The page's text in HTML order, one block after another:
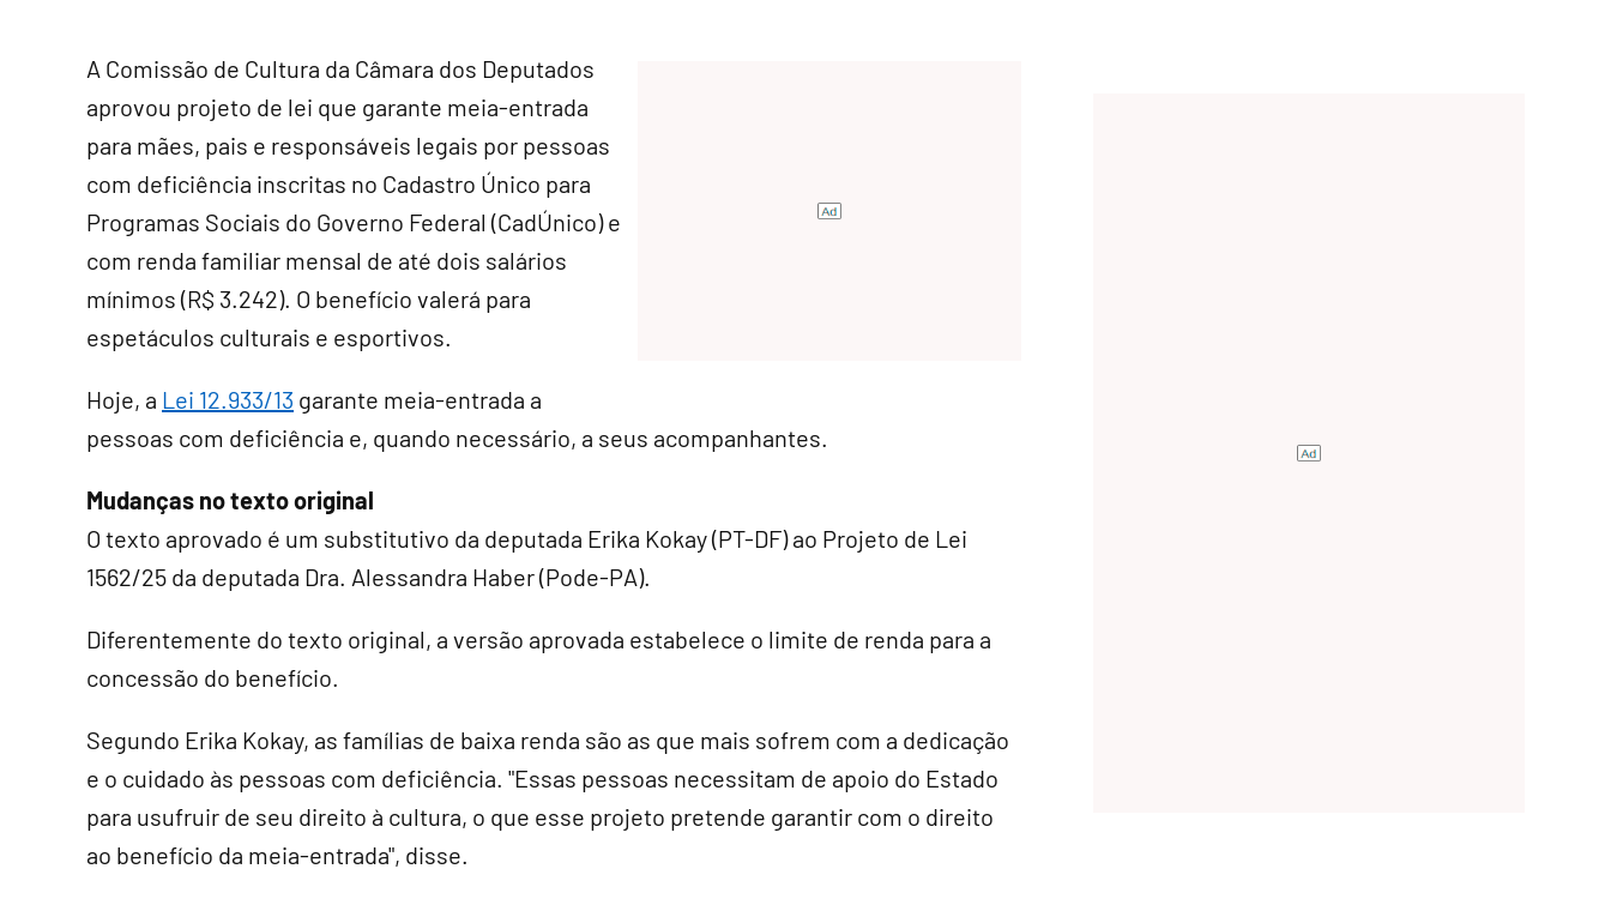
A Comissão de Cultura da Câmara dos Deputados
aprovou projeto de lei que garante meia-entrada
para mães, pais e responsáveis legais por pessoas
com deficiência inscritas no Cadastro Único para
Programas Sociais do Governo Federal (CadÚnico) e
com renda familiar mensal de até dois salários
mínimos (R$ 3.242). O benefício valerá para
espetáculos culturais e esportivos.
Hoje, a Lei 12.933/13 garante meia-entrada a
pessoas com deficiência e, quando necessário, a seus acompanhantes.
Mudanças no texto original
O texto aprovado é um substitutivo da deputada Erika Kokay (PT-DF) ao Projeto de Lei
1562/25 da deputada Dra. Alessandra Haber (Pode-PA).
Diferentemente do texto original, a versão aprovada estabelece o limite de renda para a
concessão do benefício.
Segundo Erika Kokay, as famílias de baixa renda são as que mais sofrem com a dedicação
e o cuidado às pessoas com deficiência. "Essas pessoas necessitam de apoio do Estado
para usufruir de seu direito à cultura, o que esse projeto pretende garantir com o direito
ao benefício da meia-entrada", disse.